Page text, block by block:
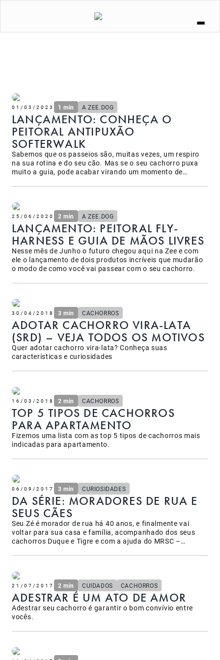
01/03/2023 1 min A ZEE.DOG
LANÇAMENTO: CONHEÇA O
PEITORAL ANTIPUXÃO
SOFTERWALK
Sabemos que os passeios são, muitas vezes, um respiro
na sua rotina e do seu cão. Mas se o seu cachorro puxa
muito a guia, pode acabar virando um momento de
25/06/2020 2 min A ZEE.DOG
LANÇAMENTO: PEITORAL FLY-
HARNESS E GUIA DE MÃOS LIVRES
Nesse mês de Junho o futuro chegou aqui na Zee e com
ele o lançamento de dois produtos incríveis que mudarão
o modo de como você vai passear com o seu cachorro.
30/04/2018 3 min CACHORROS
ADOTAR CACHORRO VIRA-LATA
(SRD) – VEJA TODOS OS MOTIVOS
Quer adotar cachorro vira-lata? Conheça suas
características e curiosidades
16/03/2018 2 min CACHORROS
TOP 5 TIPOS DE CACHORROS
PARA APARTAMENTO
Fizemos uma lista com as top 5 tipos de cachorros mais
indicadas para apartamento.
06/09/2017 3 min CURIOSIDADES
DA SÉRIE: MORADORES DE RUA E
SEUS CÃES
Seu Zé é morador de rua há 40 anos, e finalmente vai
voltar para sua casa e família, acompanhado dos seus
cachorros Duque e Tigre e com a ajuda do MRSC –
dessa jornada de perseverança, humildade, empatia e
País… Já estamos a 48 horas fora de casa, e ainda tem
um bom pedaço de chão até lá! Vale do Aço, Rio Doce,
Vale do Jequitinhonha… foi como abrir os livros de
Geografia, que lá atras, a professora Mari me fez
apaixonar pelo Brasil! Tínhamos uma missão. Que foi
absorvida com fé, carinho e muita responsabilidade.
Responsabilidade assumida por todos que amam o nosso
“responsa” com meu parceirinho Gu Leporo que abraçou
seu Zé, como se fosse um Avô. Cuidou, levou ao banheiro,
21/07/2017 2 min CUIDADOS CACHORROS
ADESTRAR É UM ATO DE AMOR
Adestrar seu cachorro é garantir o bom convívio entre
vocês.